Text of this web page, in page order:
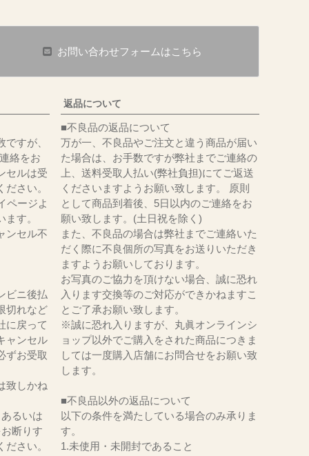
お問い合わせフォームはこちら
すが、
絡をお
セルは受
さい。
ページよ
す。
ンセル不
ビニ後払
切れなど
に戻って
ャンセル
ずお受取
致しかね
るいは
断りす
さい。
返品について
■不良品の返品について
万が一、不良品やご注文と違う商品が届い
た場合は、お手数ですが弊社までご連絡の
上、送料受取人払い(弊社負担)にてご返送
くださいますようお願い致します。 原則
として商品到着後、5日以内のご連絡をお
願い致します。(土日祝を除く)
また、不良品の場合は弊社までご連絡いた
だく際に不良個所の写真をお送りいただき
ますようお願いしております。
お写真のご協力を頂けない場合、誠に恐れ
入ります交換等のご対応ができかねますこ
とご了承お願い致します。
※誠に恐れ入りますが、丸眞オンラインシ
ョップ以外でご購入をされた商品につきま
しては一度購入店舗にお問合せをお願い致
します。
■不良品以外の返品について
以下の条件を満たしている場合のみ承りま
す。
1.未使用・未開封であること